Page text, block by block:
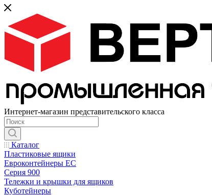
Интернет-магазин представительского класса
Каталог
Пластиковые ящики
Евроконтейнеры ЕС
Серия 900
Тележки и крышки для ящиков
Куботейнеры